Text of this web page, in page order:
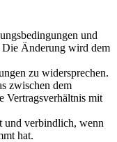
und
Die Änderung wird dem
zu widersprechen.
zwischen dem
Vertragsverhältnis mit
und verbindlich, wenn
hat.